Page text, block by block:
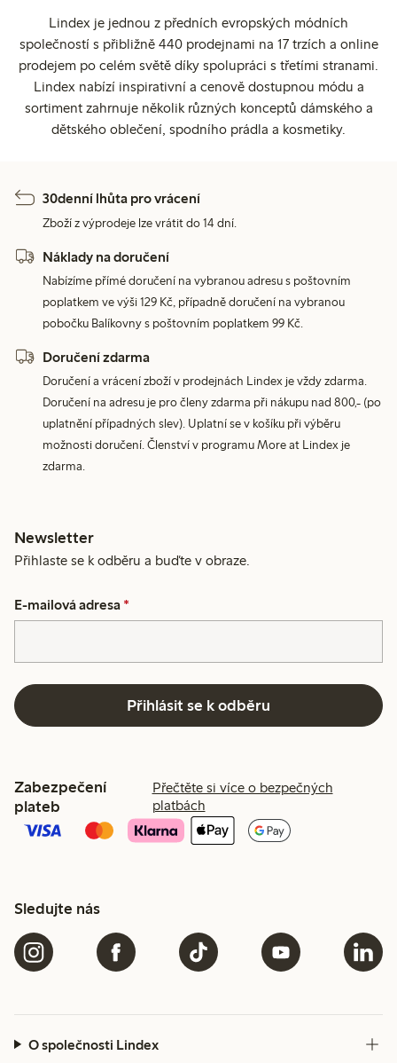
Lindex je jednou z předních evropských módních
společností s přibližně 440 prodejnami na 17 trzích a online
prodejem po celém světě díky spolupráci s třetími stranami.
Lindex nabízí inspirativní a cenově dostupnou módu a
sortiment zahrnuje několik různých konceptů dámského a
dětského oblečení, spodního prádla a kosmetiky.
30denní lhůta pro vrácení
Zboží z výprodeje lze vrátit do 14 dní.
Náklady na doručení
Nabízíme přímé doručení na vybranou adresu s poštovním
poplatkem ve výši 129 Kč, případně doručení na vybranou
pobočku Balíkovny s poštovním poplatkem 99 Kč.
Doručení zdarma
Doručení a vrácení zboží v prodejnách Lindex je vždy zdarma.
Doručení na adresu je pro členy zdarma při nákupu nad 800,- (po
uplatnění případných slev). Uplatní se v košíku při výběru
možnosti doručení. Členství v programu More at Lindex je
zdarma.
Newsletter
Přihlaste se k odběru a buďte v obraze.
E-mailová adresa *
Přihlásit se k odběru
Zabezpečení
plateb
Přečtěte si více o bezpečných
platbách
Sledujte nás
O společnosti Lindex